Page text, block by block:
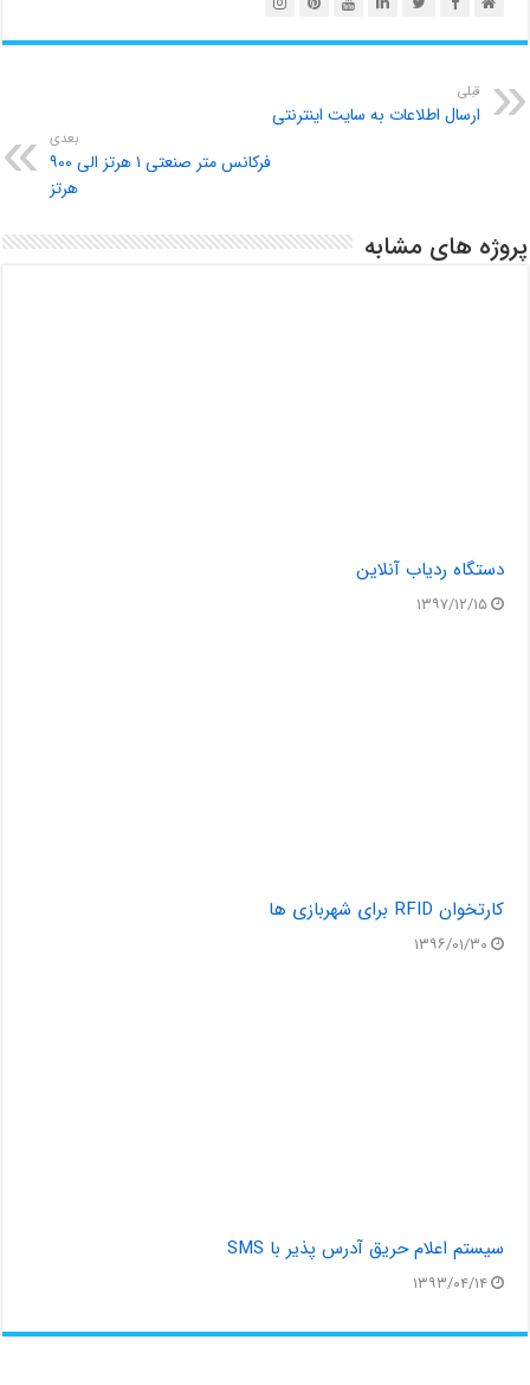
قبلی
ارسال اطلاعات به سایت اینترنتی
بعدی
فرکانس متر صنعتی ۱ هرتز الی ۹۰۰
هرتز
پروژه های مشابه
دستگاه ردیاب آنلاین
۱۳۹۷/۱۲/۱۵
کارتخوان RFID برای شهربازی ها
۱۳۹۶/۰۱/۳۰
سیستم اعلام حریق آدرس پذیر با SMS
۱۳۹۳/۰۴/۱۴